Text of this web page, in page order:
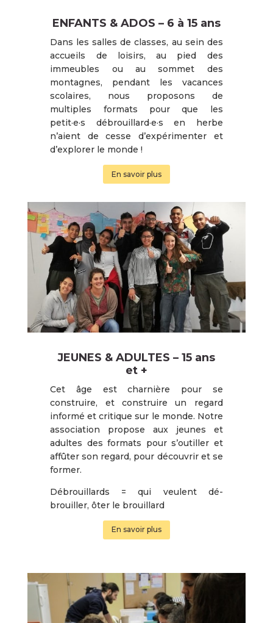
ENFANTS & ADOS – 6 à 15 ans
Dans les salles de classes, au sein des
accueils de loisirs, au pied des
immeubles ou au sommet des
montagnes, pendant les vacances
scolaires, nous proposons de
multiples formats pour que les
petit·e·s débrouillard·e·s en herbe
n’aient de cesse d’expérimenter et
d’explorer le monde !
En savoir plus
JEUNES & ADULTES – 15 ans
et +
Cet âge est charnière pour se
construire, et construire un regard
informé et critique sur le monde. Notre
association propose aux jeunes et
adultes des formats pour s’outiller et
affûter son regard, pour découvrir et se
former.
Débrouillards = qui veulent dé-
brouiller, ôter le brouillard
En savoir plus